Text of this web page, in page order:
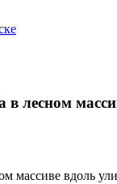
в лесном
массиве вдоль